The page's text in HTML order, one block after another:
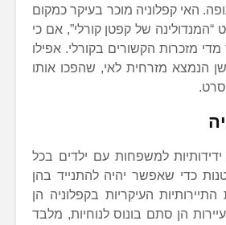
האי קפלוניה מוכר בעיקר כמקום
של קפטן קורלי”, אם כי
מזכרות הקשורים בקורלי. אפילו
הנמצא מזרחית לאי, שהפכו אותו
ידידותיות למשפחות עם ילדים בכל
כדי שאפשר יהיה להתנייד בהן
העיקריות בקפלוניה הן
הן סתם בונוס לנוחיות, מלבד